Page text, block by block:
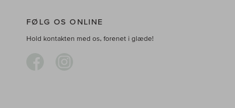
FØLG OS ONLINE
Hold kontakten med os, forenet i glæde!